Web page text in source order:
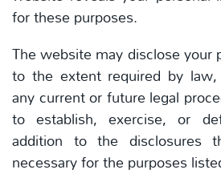
for these purposes.
The website may disclose your
to the extent required by
any current or future legal
to establish, exercise, or
addition to the disclosures
necessary for the purposes